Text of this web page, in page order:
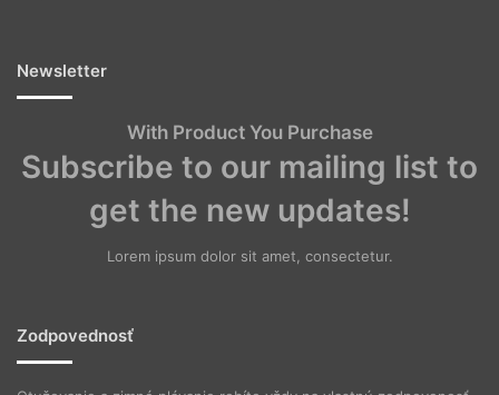
Newsletter
With Product You Purchase
Subscribe to our mailing list to
get the new updates!
Lorem ipsum dolor sit amet, consectetur.
Zodpovednosť